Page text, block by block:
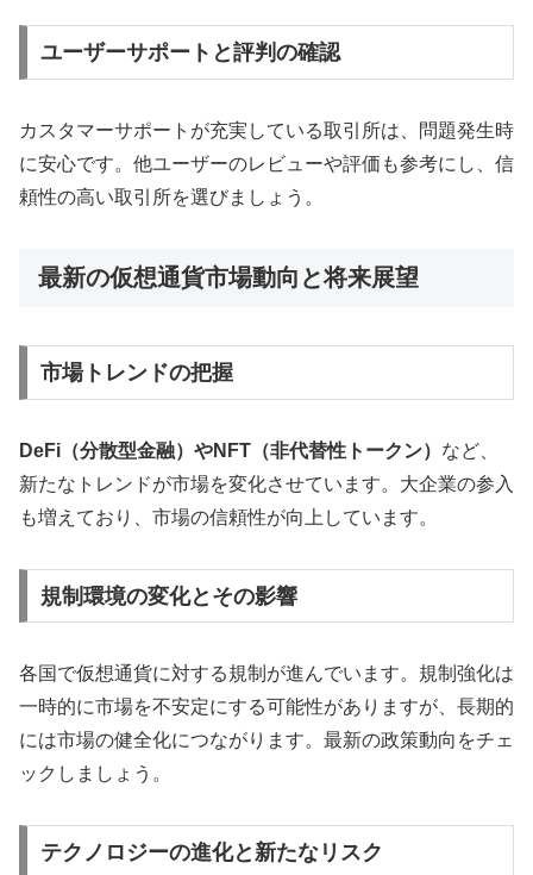
ユーザーサポートと評判の確認
カスタマーサポートが充実している取引所は、問題発生時
に安心です。他ユーザーのレビューや評価も参考にし、信
頼性の高い取引所を選びましょう。
最新の仮想通貨市場動向と将来展望
市場トレンドの把握
DeFi（分散型金融）やNFT（非代替性トークン） など、
新たなトレンドが市場を変化させています。大企業の参入
も増えており、市場の信頼性が向上しています。
規制環境の変化とその影響
各国で仮想通貨に対する規制が進んでいます。規制強化は
一時的に市場を不安定にする可能性がありますが、長期的
には市場の健全化につながります。最新の政策動向をチェ
ックしましょう。
テクノロジーの進化と新たなリスク